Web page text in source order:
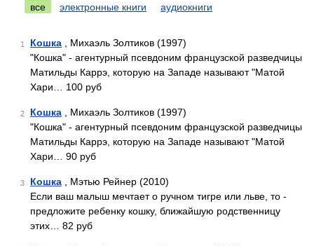
все
электронные книги аудиокниги
1 Кошка , Михаэль Золтиков (1997)
"Кошка" - агентурный псевдоним французской разведчицы
Матильды Каррэ, которую на Западе называют "Матой
Хари… 100 руб
2 Кошка , Михаэль Золтиков (1997)
"Кошка" - агентурный псевдоним французской разведчицы
Матильды Каррэ, которую на Западе называют "Матой
Хари… 90 руб
3 Кошка , Мэтью Рейнер (2010)
Если ваш малыш мечтает о ручном тигре или льве, то -
предложите ребенку кошку, ближайшую родственницу
этих… 82 руб